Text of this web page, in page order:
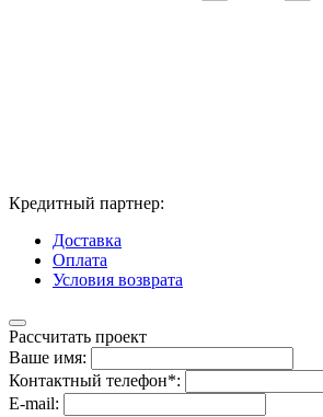
Кредитный партнер:
Доставка
Оплата
Условия возврата
Рассчитать проект
Ваше имя:
Контактный телефон*:
E-mail: